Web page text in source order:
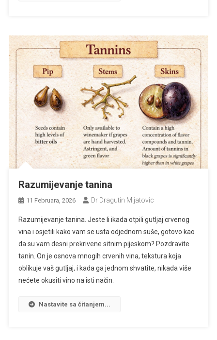
Razumijevanje tanina
11 Februara, 2026 Dr Dragutin Mijatovic
Razumijevanje tanina. Jeste li ikada otpili gutljaj crvenog
vina i osjetili kako vam se usta odjednom suše, gotovo kao
da su vam desni prekrivene sitnim pijeskom? Pozdravite
tanin. On je osnova mnogih crvenih vina, tekstura koja
oblikuje vaš gutljaj, i kada ga jednom shvatite, nikada više
nećete okusiti vino na isti način.
Nastavite sa čitanjem...